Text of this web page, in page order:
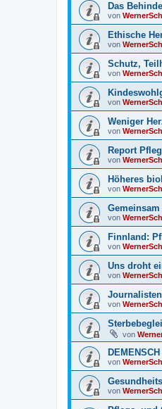
Das
von
Ethische
von
Schutz,
von
von
Weniger
von
Report
von
Höheres
von
von
Finnland:
von
Uns droht
von
von
von
von
von